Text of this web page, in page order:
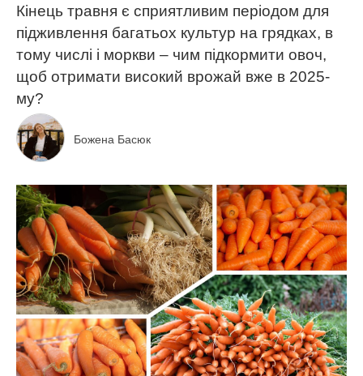
Кінець травня є сприятливим періодом для
підживлення багатьох культур на грядках, в
тому числі і моркви – чим підкормити овоч,
щоб отримати високий врожай вже в 2025-
му?
Божена Басюк